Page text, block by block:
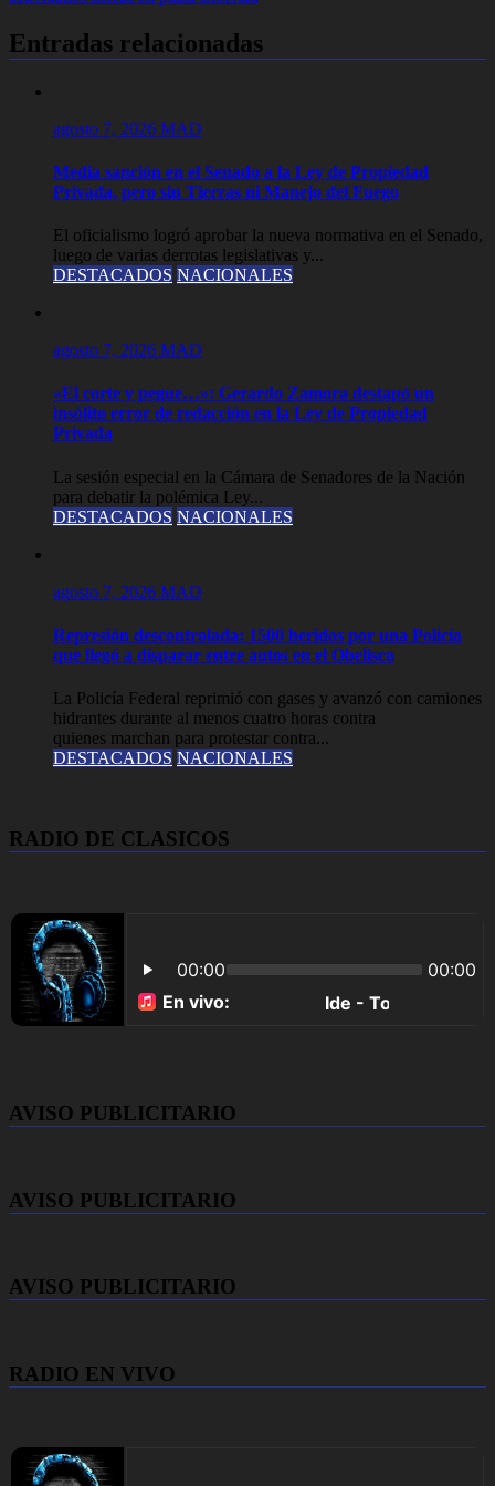
Entradas relacionadas
agosto 7, 2026 MAD
Media sanción en el Senado a la Ley de Propiedad
Privada, pero sin Tierras ni Manejo del Fuego
El oficialismo logró aprobar la nueva normativa en el Senado,
luego de varias derrotas legislativas y...
DESTACADOS NACIONALES
agosto 7, 2026 MAD
«El corte y pegue…»: Gerardo Zamora destapó un
insólito error de redacción en la Ley de Propiedad
Privada
La sesión especial en la Cámara de Senadores de la Nación
para debatir la polémica Ley...
DESTACADOS NACIONALES
agosto 7, 2026 MAD
Represión descontrolada: 1500 heridos por una Policía
que llegó a disparar entre autos en el Obelisco
La Policía Federal reprimió con gases y avanzó con camiones
hidrantes durante al menos cuatro horas contra
quienes marchan para protestar contra...
DESTACADOS NACIONALES
RADIO DE CLASICOS
AVISO PUBLICITARIO
AVISO PUBLICITARIO
AVISO PUBLICITARIO
RADIO EN VIVO